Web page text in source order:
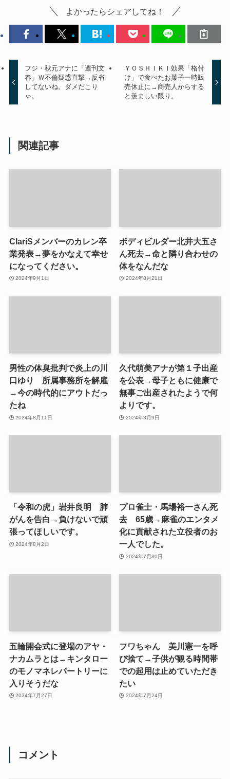
よかったらシェアしてね！
フジ・秋元アナに「週刊文
春」Ｗ不倫疑惑直撃→反省
してないね。ダメだこり
ゃ。
ＹＯＳＨＩＫＩ効果「格付
け」で食べたお菓子一時販
売休止に→商売人からする
と羨ましい限り。
関連記事
ClariSメンバーのカレン卒
業発表→夢をかなえて幸せ
になってください。
2024年9月1日
ボディビルダー北井大五さ
ん死去→命と隣り合わせの
体をなんだな
2024年8月21日
男性の体臭批判で炎上の川
口ゆり 所属事務所を解雇
→今の時代的にアウトだっ
たね
2024年8月11日
久代萌美アナが第１子出産
を公表→母子ともに健康で
無事ご出産されたようで何
よりです。
2024年8月9日
「令和の虎」岩井良明 肺
がんを告白→負けないで頑
張ってほしいです。
2024年8月2日
プロ雀士・馬場裕一さん死
去 65歳→麻雀のエンタメ
化に貢献された立役者のお
一人でした。
2024年7月30日
五輪開会式に登場のアヤ・
ナカムラとは→キンタロー
のモノマネレパートリーに
入りそうだな
2024年7月27日
フワちゃん 美川憲一を呼
び捨て→子供が観る時間帯
での起用は止めていただき
たい
2024年7月24日
コメント